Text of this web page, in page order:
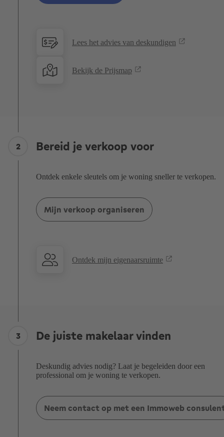
Lees het advies van deskundigen
Bekijk de Prijsmap
2 Bereid je verkoop voor
Ontdek enkele sleutels om je woning sneller te verkopen.
Mijn verkoop organiseren
Ontdek mijn eigenaarsruimte
3 De juiste makelaar vinden
Deskundig advies nodig? Laat je begeleiden door een
professional om je woning te verkopen.
Neem contact op met een Immoweb